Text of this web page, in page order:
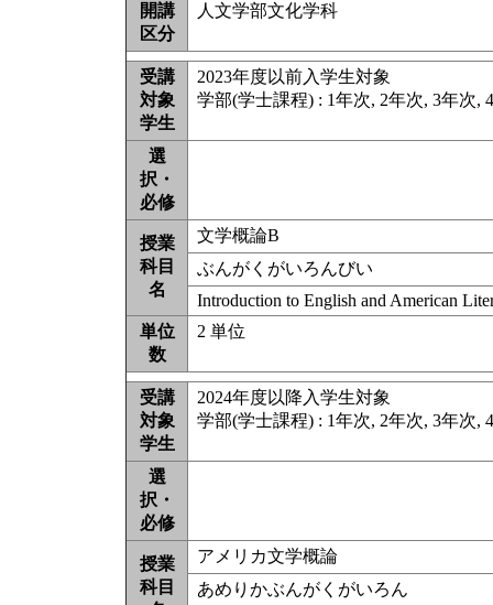
開講
区分
人文学部文化学科
受講
対象
学生
2023年度以前入学生対象
学部(学士課程) : 1年次, 2年次, 3年次,
選
択・
必修
授業
科目
名
文学概論B
ぶんがくがいろんびい
Introduction to English and American
単位
数
2 単位
受講
対象
学生
2024年度以降入学生対象
学部(学士課程) : 1年次, 2年次, 3年次,
選
択・
必修
授業
科目
アメリカ文学概論
あめりかぶんがくがいろん